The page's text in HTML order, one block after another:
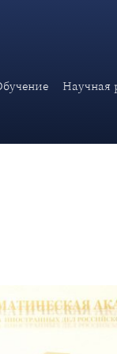
Научная
иностранных